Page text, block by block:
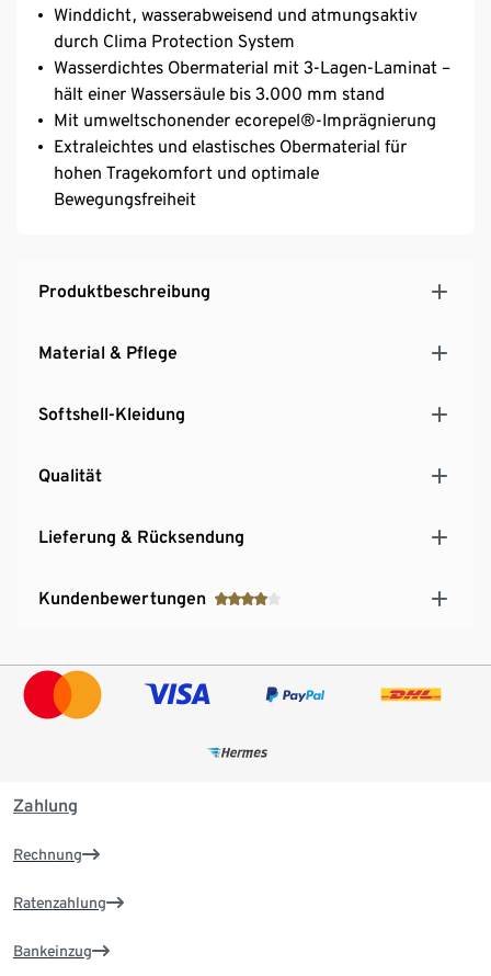
Winddicht, wasserabweisend und atmungsaktiv
durch Clima Protection System
Wasserdichtes Obermaterial mit 3-Lagen-Laminat –
hält einer Wassersäule bis 3.000 mm stand
Mit umweltschonender ecorepel®-Imprägnierung
Extraleichtes und elastisches Obermaterial für
hohen Tragekomfort und optimale
Bewegungsfreiheit
Produktbeschreibung
Material & Pflege
Softshell-Kleidung
Qualität
Lieferung & Rücksendung
Kundenbewertungen
Zahlung
Rechnung
Ratenzahlung
Bankeinzug